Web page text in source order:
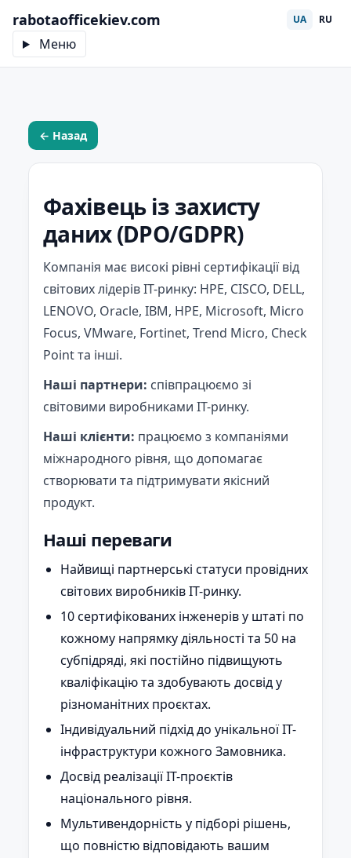
rabotaofficekiev.com
Меню
UA RU
← Назад
Фахівець із захисту
даних (DPO/GDPR)
Компанія має високі рівні сертифікації від
світових лідерів IT-ринку: HPE, CISCO, DELL,
LENOVO, Oracle, IBM, HPE, Microsoft, Micro
Focus, VMware, Fortinet, Trend Micro, Check
Point та інші.
Наші партнери: співпрацюємо зі
світовими виробниками ІТ-ринку.
Наші клієнти: працюємо з компаніями
міжнародного рівня, що допомагає
створювати та підтримувати якісний
продукт.
Наші переваги
Найвищі партнерські статуси провідних
світових виробників ІТ-ринку.
10 сертифікованих інженерів у штаті по
кожному напрямку діяльності та 50 на
субпідряді, які постійно підвищують
кваліфікацію та здобувають досвід у
різноманітних проєктах.
Індивідуальний підхід до унікальної ІТ-
інфраструктури кожного Замовника.
Досвід реалізації ІТ-проєктів
національного рівня.
Мультивендорність у підборі рішень,
що повністю відповідають вашим